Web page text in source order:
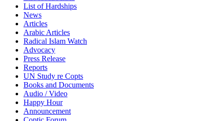
List of Hardships
News
Articles
Arabic Articles
Radical Islam Watch
Advocacy
Press Release
Reports
UN Study re Copts
Books and Documents
Audio / Video
Happy Hour
Announcement